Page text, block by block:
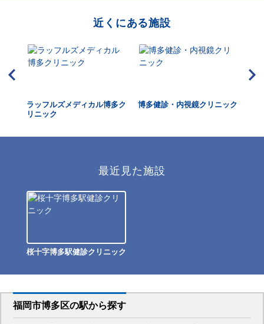
近くにある施設
ラッフルズメディカル博多ク
リニック
博多健診・内視鏡クリニック
最近見た施設
桜十字博多駅健診クリニック
福岡市博多区の駅から探す